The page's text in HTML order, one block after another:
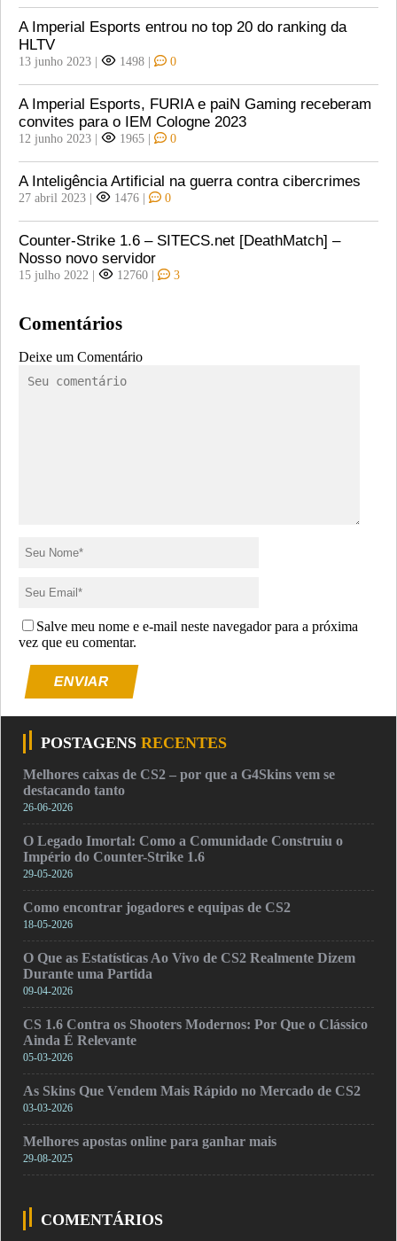
A Imperial Esports entrou no top 20 do ranking da
HLTV
13 junho 2023 | 1498 | 0
A Imperial Esports, FURIA e paiN Gaming receberam
convites para o IEM Cologne 2023
12 junho 2023 | 1965 | 0
A Inteligência Artificial na guerra contra cibercrimes
27 abril 2023 | 1476 | 0
Counter-Strike 1.6 – SITECS.net [DeathMatch] –
Nosso novo servidor
15 julho 2022 | 12760 | 3
Comentários
Deixe um Comentário
Salve meu nome e e-mail neste navegador para a próxima
vez que eu comentar.
ENVIAR
POSTAGENS RECENTES
Melhores caixas de CS2 – por que a G4Skins vem se
destacando tanto
26-06-2026
O Legado Imortal: Como a Comunidade Construiu o
Império do Counter-Strike 1.6
29-05-2026
Como encontrar jogadores e equipas de CS2
18-05-2026
O Que as Estatísticas Ao Vivo de CS2 Realmente Dizem
Durante uma Partida
09-04-2026
CS 1.6 Contra os Shooters Modernos: Por Que o Clássico
Ainda É Relevante
05-03-2026
As Skins Que Vendem Mais Rápido no Mercado de CS2
03-03-2026
Melhores apostas online para ganhar mais
29-08-2025
COMENTÁRIOS